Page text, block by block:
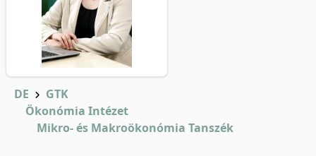
DE
GTK
Ökonómia Intézet
Mikro- és Makroökonómia Tanszék